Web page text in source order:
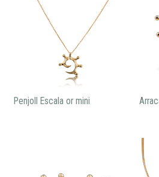
Penjoll Escala or mini